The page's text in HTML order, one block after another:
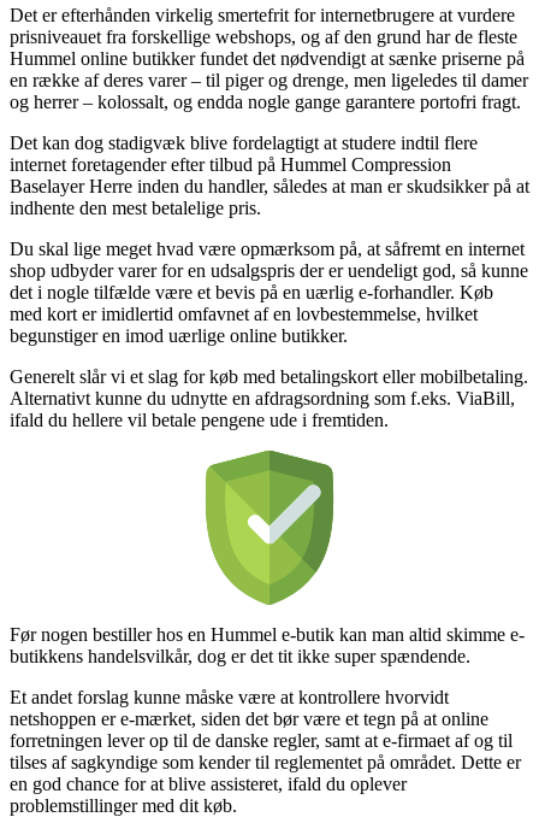
Det er efterhånden virkelig smertefrit for internetbrugere at vurdere
prisniveauet fra forskellige webshops, og af den grund har de fleste
Hummel online butikker fundet det nødvendigt at sænke priserne på
en række af deres varer – til piger og drenge, men ligeledes til damer
og herrer – kolossalt, og endda nogle gange garantere portofri fragt.
Det kan dog stadigvæk blive fordelagtigt at studere indtil flere
internet foretagender efter tilbud på Hummel Compression
Baselayer Herre inden du handler, således at man er skudsikker på at
indhente den mest betalelige pris.
Du skal lige meget hvad være opmærksom på, at såfremt en internet
shop udbyder varer for en udsalgspris der er uendeligt god, så kunne
det i nogle tilfælde være et bevis på en uærlig e-forhandler. Køb
med kort er imidlertid omfavnet af en lovbestemmelse, hvilket
begunstiger en imod uærlige online butikker.
Generelt slår vi et slag for køb med betalingskort eller mobilbetaling.
Alternativt kunne du udnytte en afdragsordning som f.eks. ViaBill,
ifald du hellere vil betale pengene ude i fremtiden.
Før nogen bestiller hos en Hummel e-butik kan man altid skimme e-
butikkens handelsvilkår, dog er det tit ikke super spændende.
Et andet forslag kunne måske være at kontrollere hvorvidt
netshoppen er e-mærket, siden det bør være et tegn på at online
forretningen lever op til de danske regler, samt at e-firmaet af og til
tilses af sagkyndige som kender til reglementet på området. Dette er
en god chance for at blive assisteret, ifald du oplever
problemstillinger med dit køb.